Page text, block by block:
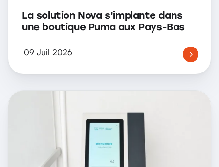
La solution Nova s'implante dans
une boutique Puma aux Pays-Bas
09 Juil 2026